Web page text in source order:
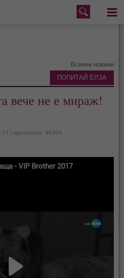
Меню
Всички новини
вече не е мираж!
| прочетена: 46364
ПОПИТАЙ ЕЛЗА